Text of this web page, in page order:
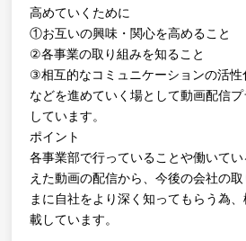
高めていくために
①お互いの興味・関心を高めること
②各事業の取り組みを知ること
③相互的なコミュニケーションの活性
などを進めていく場として動画配信
しています。
ポイント
各事業部で行っていることや働いて
えた動画の配信から、今後の会社の
まに自社をより深く知ってもらう為
載しています。